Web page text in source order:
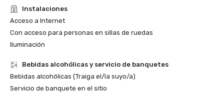
Instalaciones
Acceso a Internet
Con acceso para personas en sillas de ruedas
Iluminación
Bebidas alcohólicas y servicio de banquetes
Bebidas alcohólicas (Traiga el/la suyo/a)
Servicio de banquete en el sitio